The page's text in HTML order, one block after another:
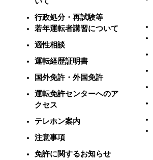
行政処分・再試験等
若年運転者講習について
適性相談
運転経歴証明書
国外免許・外国免許
運転免許センターへのア
クセス
テレホン案内
注意事項
免許に関するお知らせ